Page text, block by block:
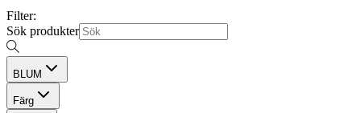
Filter:
Sök produkter
BLUM
Färg